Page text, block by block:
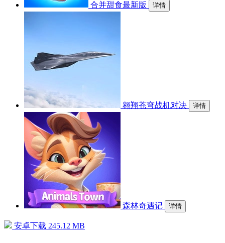
合并甜食最新版 详情
翱翔苍穹战机对决 详情
森林奇遇记 详情
安卓下载 245.12 MB